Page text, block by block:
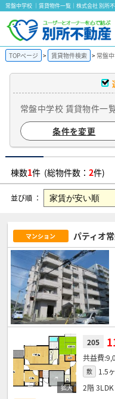
常盤中学校 ｜賃貸物件一覧｜株式会社 別所
TOPページ 賃貸物件検索 常盤
常盤中学校 賃貸物件一
条件を変更
棟数1件 (総物件数： 2件)
並び順 ：
マンション パティオ
205
敷 1.5
2階